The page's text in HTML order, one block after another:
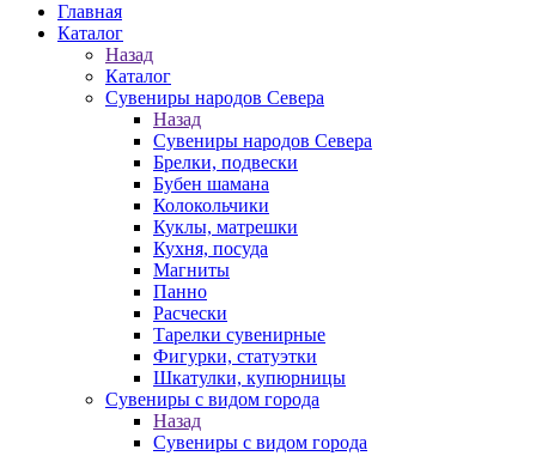
Главная
Каталог
Назад
Каталог
Сувениры народов Севера
Назад
Сувениры народов Севера
Брелки, подвески
Бубен шамана
Колокольчики
Куклы, матрешки
Кухня, посуда
Магниты
Панно
Расчески
Тарелки сувенирные
Фигурки, статуэтки
Шкатулки, купюрницы
Сувениры с видом города
Назад
Сувениры с видом города